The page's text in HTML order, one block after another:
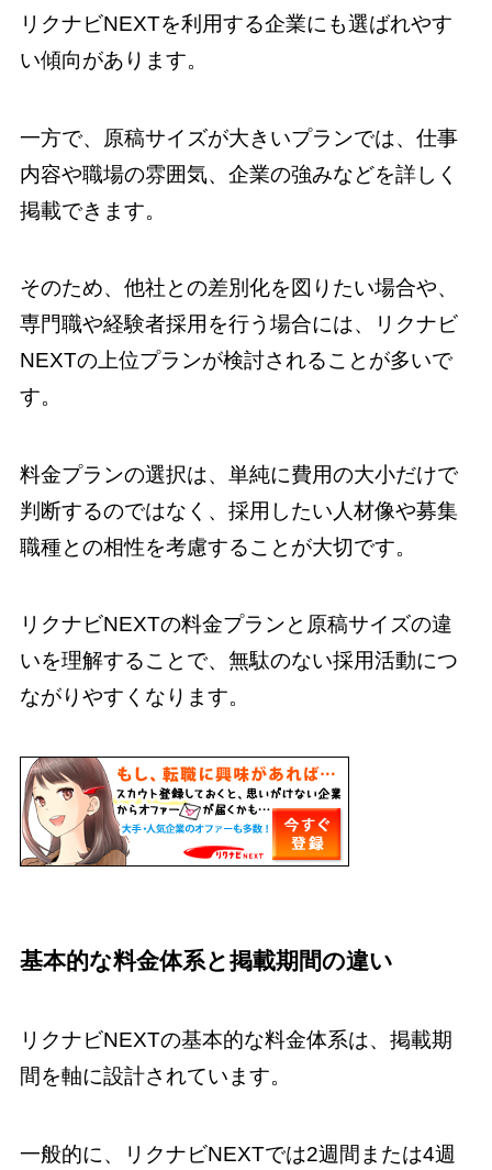
リクナビNEXTを利用する企業にも選ばれやす
い傾向があります。
一方で、原稿サイズが大きいプランでは、仕事
内容や職場の雰囲気、企業の強みなどを詳しく
掲載できます。
そのため、他社との差別化を図りたい場合や、
専門職や経験者採用を行う場合には、リクナビ
NEXTの上位プランが検討されることが多いで
す。
料金プランの選択は、単純に費用の大小だけで
判断するのではなく、採用したい人材像や募集
職種との相性を考慮することが大切です。
リクナビNEXTの料金プランと原稿サイズの違
いを理解することで、無駄のない採用活動につ
ながりやすくなります。
基本的な料金体系と掲載期間の違い
リクナビNEXTの基本的な料金体系は、掲載期
間を軸に設計されています。
一般的に、リクナビNEXTでは2週間または4週